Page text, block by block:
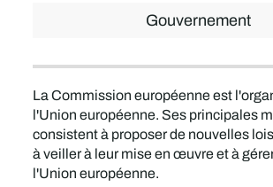
Gouvernement
La Commission européenne est
l'Union européenne. Ses principales
consistent à proposer de nouvelles
à veiller à leur mise en œuvre et à
l'Union européenne.